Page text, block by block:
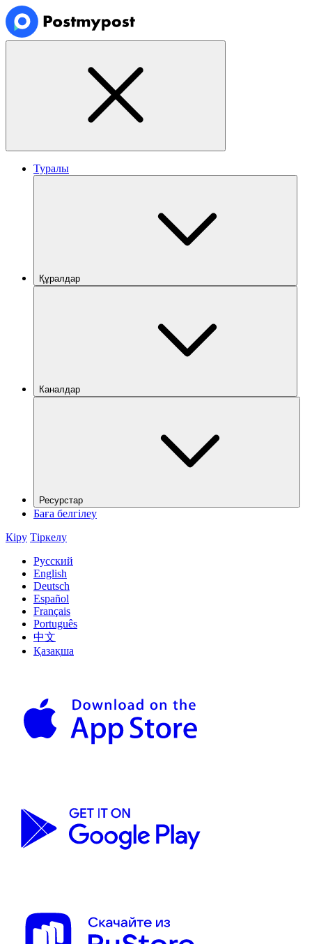
Туралы
Құралдар
Каналдар
Ресурстар
Баға белгілеу
Кіру Тіркелу
Русский
English
Deutsch
Español
Français
Português
中文
Қазақша